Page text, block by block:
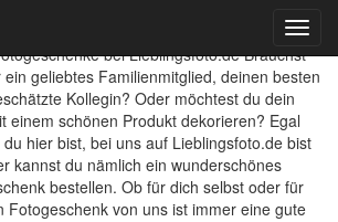
bei Lieblingsfoto.de Brauchst
geliebtes Familienmitglied, deinen besten
Kollegin? Oder möchtest du dein
einem schönen Produkt dekorieren? Egal
hier bist, bei uns auf Lieblingsfoto.de bist
kannst du nämlich ein wunderschönes
bestellen. Ob für dich selbst oder für
Fotogeschenk von uns ist immer eine gute